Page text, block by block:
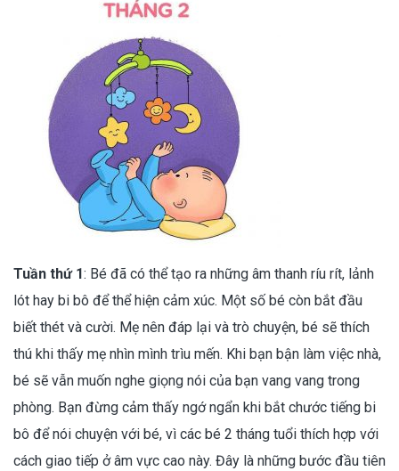
Tuần thứ 1: Bé đã có thể tạo ra những âm thanh ríu rít, lảnh
lót hay bi bô để thể hiện cảm xúc. Một số bé còn bắt đầu
biết thét và cười. Mẹ nên đáp lại và trò chuyện, bé sẽ thích
thú khi thấy mẹ nhìn mình trìu mến. Khi bạn bận làm việc nhà,
bé sẽ vẫn muốn nghe giọng nói của bạn vang vang trong
phòng. Bạn đừng cảm thấy ngớ ngẩn khi bắt chước tiếng bi
bô để nói chuyện với bé, vì các bé 2 tháng tuổi thích hợp với
cách giao tiếp ở âm vực cao này. Đây là những bước đầu tiên